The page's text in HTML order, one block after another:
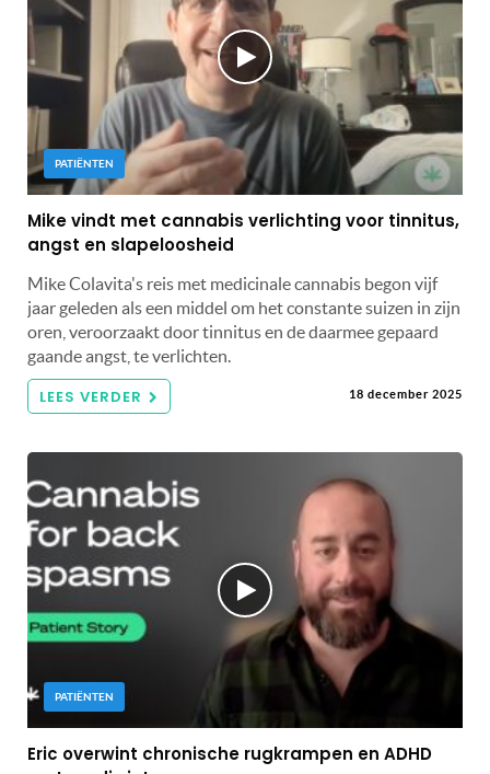
PATIËNTEN
Mike vindt met cannabis verlichting voor tinnitus,
angst en slapeloosheid
Mike Colavita's reis met medicinale cannabis begon vijf
jaar geleden als een middel om het constante suizen in zijn
oren, veroorzaakt door tinnitus en de daarmee gepaard
gaande angst, te verlichten.
LEES VERDER 18 december 2025
PATIËNTEN
Eric overwint chronische rugkrampen en ADHD